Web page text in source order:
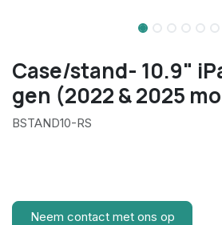
Case/stand- 10.9"
gen (2022 & 2025
BSTAND10-RS
Neem contact met ons op